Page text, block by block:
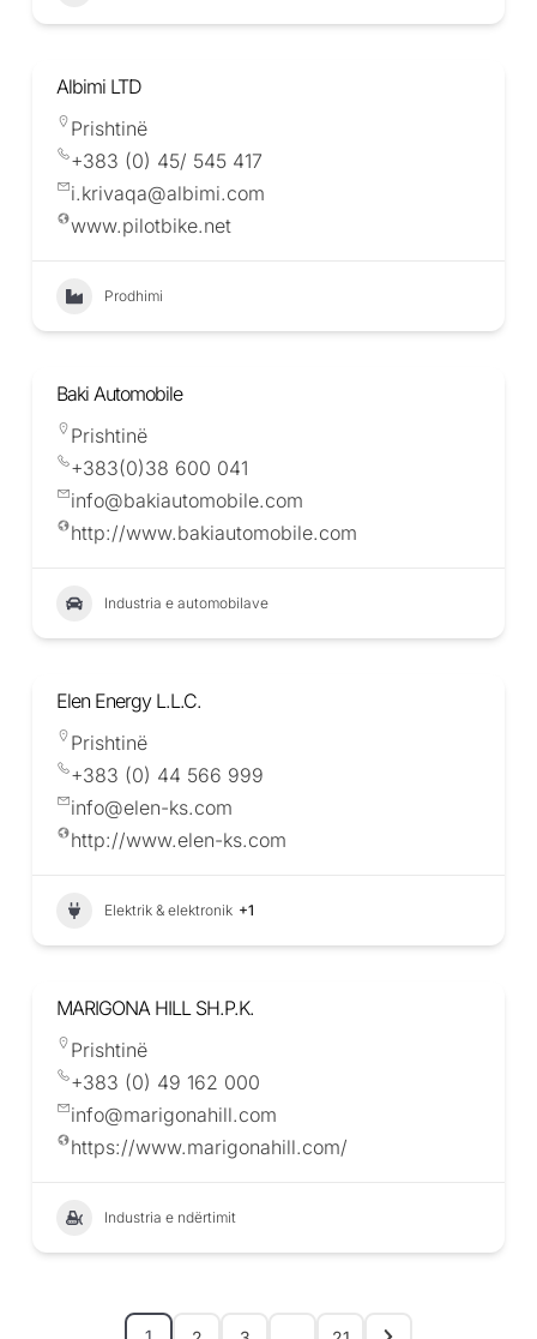
Albimi LTD
Prishtinë
+383 (0) 45/ 545 417
i.krivaqa@albimi.com
www.pilotbike.net
Prodhimi
Baki Automobile
Prishtinë
+383(0)38 600 041
info@bakiautomobile.com
http://www.bakiautomobile.com
Industria e automobilave
Elen Energy L.L.C.
Prishtinë
+383 (0) 44 566 999
info@elen-ks.com
http://www.elen-ks.com
Elektrik & elektronik +1
MARIGONA HILL SH.P.K.
Prishtinë
+383 (0) 49 162 000
info@marigonahill.com
https://www.marigonahill.com/
Industria e ndërtimit